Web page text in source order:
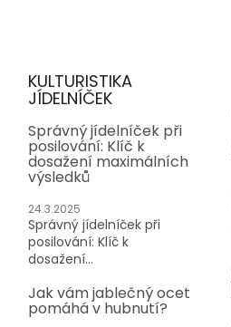
KULTURISTIKA
JÍDELNÍČEK
Správný jídelníček při
posilování: Klíč k
dosažení maximálních
výsledků
24.3.2025
Správný jídelníček při
posilování: Klíč k
dosažení...
Jak vám jablečný ocet
pomáhá v hubnutí?